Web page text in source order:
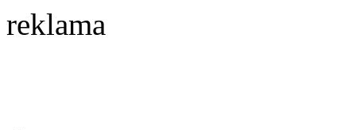
reklama